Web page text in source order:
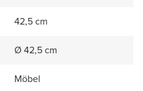
42,5 cm
Ø 42,5 cm
Möbel